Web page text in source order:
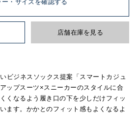
ー・サイズを確認する
店舗在庫を見る
ビジネスソックス提案「スマートカジュ
ップスーツ×スニーカーのスタイルに合
くなるよう履き口の下を少しだけフィッ
ます。かかとのフィット感もよくなるよ